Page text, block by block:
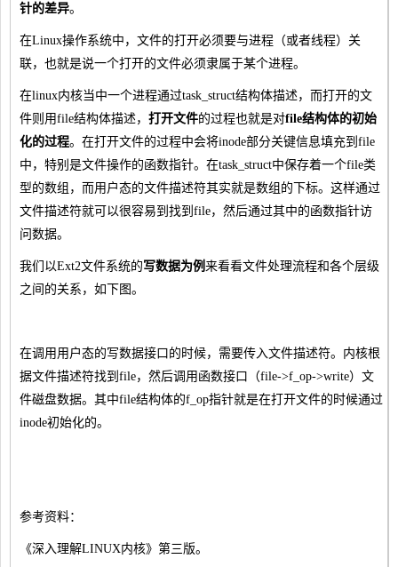
针的差异。
在Linux操作系统中，文件的打开必须要与进程（或者线程）关
联，也就是说一个打开的文件必须隶属于某个进程。
在linux内核当中一个进程通过task_struct结构体描述，而打开的文
件则用file结构体描述， 打开文件的过程也就是对file结构体的初始
化的过程。在打开文件的过程中会将inode部分关键信息填充到file
中，特别是文件操作的函数指针。在task_struct中保存着一个file类
型的数组，而用户态的文件描述符其实就是数组的下标。这样通过
文件描述符就可以很容易到找到file，然后通过其中的函数指针访
问数据。
我们以Ext2文件系统的写数据为例来看看文件处理流程和各个层级
之间的关系，如下图。
在调用用户态的写数据接口的时候，需要传入文件描述符。内核根
据文件描述符找到file，然后调用函数接口（file->f_op->write）文
件磁盘数据。其中file结构体的f_op指针就是在打开文件的时候通过
inode初始化的。
参考资料：
《深入理解LINUX内核》第三版。